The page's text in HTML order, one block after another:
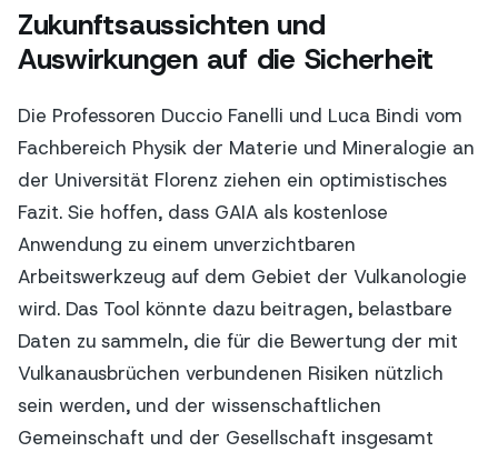
Zukunftsaussichten und
Auswirkungen auf die Sicherheit
Die Professoren Duccio Fanelli und Luca Bindi vom
Fachbereich Physik der Materie und Mineralogie an
der Universität Florenz ziehen ein optimistisches
Fazit. Sie hoffen, dass GAIA als kostenlose
Anwendung zu einem unverzichtbaren
Arbeitswerkzeug auf dem Gebiet der Vulkanologie
wird. Das Tool könnte dazu beitragen, belastbare
Daten zu sammeln, die für die Bewertung der mit
Vulkanausbrüchen verbundenen Risiken nützlich
sein werden, und der wissenschaftlichen
Gemeinschaft und der Gesellschaft insgesamt